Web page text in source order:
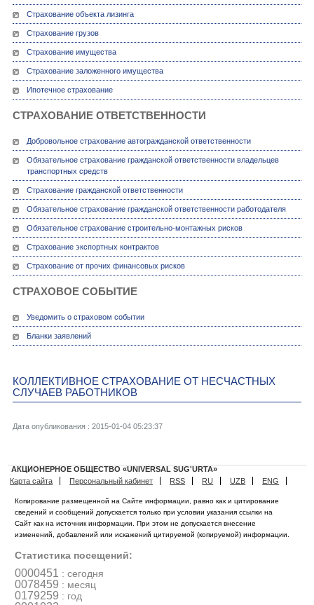
Страхование объекта лизинга
Страхование грузов
Страхование имущества
Страхование заложенного имущества
Ипотечное страхование
СТРАХОВАНИЕ ОТВЕТСТВЕННОСТИ
Добровольное страхование автогражданской ответственности
Обязательное страхование гражданской ответственности владельцев
транспортных средств
Страхование гражданской ответственности
Обязательное страхование гражданской ответственности работодателя
Обязательное страхование строительно-монтажных рисков
Страхование экспортных контрактов
Страхование от прочих финансовых рисков
СТРАХОВОЕ СОБЫТИЕ
Уведомить о страховом событии
Бланки заявлений
КОЛЛЕКТИВНОЕ СТРАХОВАНИЕ ОТ НЕСЧАСТНЫХ
СЛУЧАЕВ РАБОТНИКОВ
Дата опубликования : 2015-01-04 05:23:37
АКЦИОНЕРНОЕ ОБЩЕСТВО «UNIVERSAL SUG'URTA»
Карта сайта
Персональный кабинет RSS RU UZB ENG
Копирование размещенной на Сайте информации, равно как и цитирование
сведений и сообщений допускается только при условии указания ссылки на
Сайт как на источник информации. При этом не допускается внесение
изменений, добавлений или искажений цитируемой (копируемой) информации.
Статистика посещений:
0000451 : сегодня
0078459 : месяц
0179259 : год